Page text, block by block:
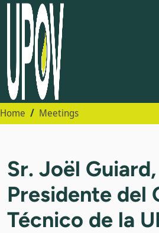
Home Meetings
Sr. Joël Guiard,
Presidente del
Técnico de la